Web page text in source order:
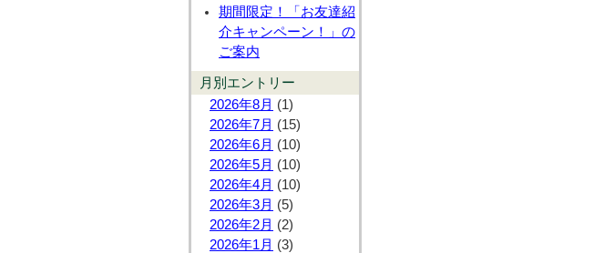
期間限定！「お友達紹
介キャンペーン！」の
ご案内
月別エントリー
2026年8月 (1)
2026年7月 (15)
2026年6月 (10)
2026年5月 (10)
2026年4月 (10)
2026年3月 (5)
2026年2月 (2)
2026年1月 (3)